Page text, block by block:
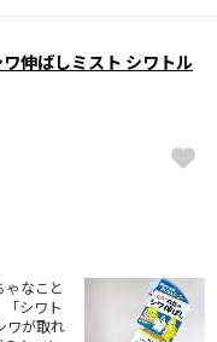
伸ばしミスト シワトル
ゃなこと
シワト
ワが取れ